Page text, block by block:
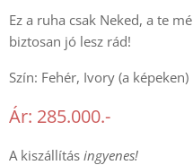
Ez a ruha csak Neked, a te
biztosan jó lesz rád!
Szín: Fehér, Ivory (a képeken)
Ár: 285.000.-
A kiszállítás ingyenes!